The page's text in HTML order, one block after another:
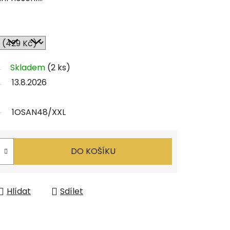
Skladem (2 ks)
13.8.2026
1OSAN48/XXL
DO KOŠÍKU
Hlídat Sdílet